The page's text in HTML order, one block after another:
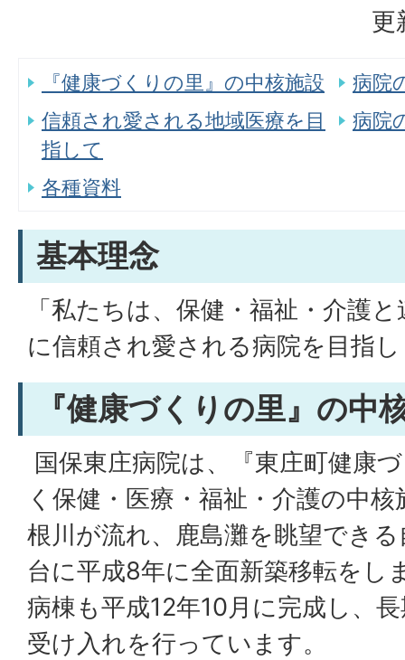
更
『健康づくりの里』の中核施設
病院
信頼され愛される地域医療を目
指して
病院
各種資料
基本理念
「私たちは、保健・福祉・介護
に信頼され愛される病院を目指
『健康づくりの里』の中
国保東庄病院は、『東庄町健康
く保健・医療・福祉・介護の中
根川が流れ、鹿島灘を眺望でき
台に平成8年に全面新築移転をし
病棟も平成12年10月に完成し、
受け入れを行っています。